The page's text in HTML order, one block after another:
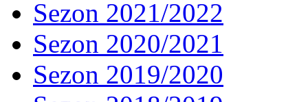
Sezon 2021/2022
Sezon 2020/2021
Sezon 2019/2020